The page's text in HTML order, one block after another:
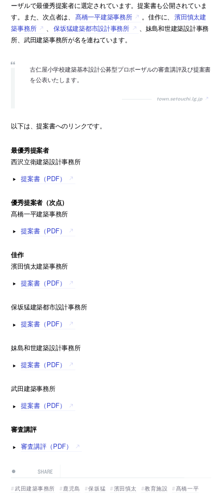
ーザルで最優秀提案者に選定されています。提案書も公開されていま
す。また、次点者は、
髙橋一平建築事務所 。佳作に、
濱田慎太建
築事務所
、 保坂猛建築都市設計事務所
、妹島和世建築設計事務
所、武田建築事務所が名を連ねています。
古仁屋小学校建築基本設計公募型プロポーザルの審査講評及び提案書
を公表いたします。
town.setouchi.lg.jp
以下は、提案書へのリンクです。
最優秀提案者
西沢立衛建築設計事務所
提案書（PDF）
優秀提案者（次点）
髙橋一平建築事務所
提案書（PDF）
佳作
濱田慎太建築事務所
提案書（PDF）
保坂猛建築都市設計事務所
提案書（PDF）
妹島和世建築設計事務所
提案書（PDF）
武田建築事務所
提案書（PDF）
審査講評
審査講評（PDF）
SHARE
武田建築事務所 鹿児島 保坂猛 濱田慎太 教育施設
髙橋一平